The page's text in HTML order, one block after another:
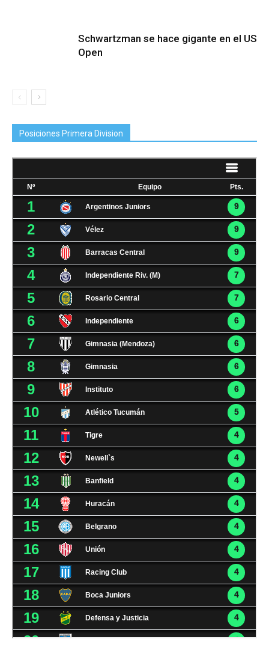
Schwartzman se hace gigante en el US
Open
Posiciones Primera Division